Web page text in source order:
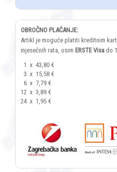
OBROČNO PLAĆANJE:
Artikl je moguće platiti kreditnim
mjesečnih rata, osim ERSTE Visa do
1 x 43,80 €
3 x 15,58 €
6 x 7,79 €
12 x 3,89 €
24 x 1,95 €